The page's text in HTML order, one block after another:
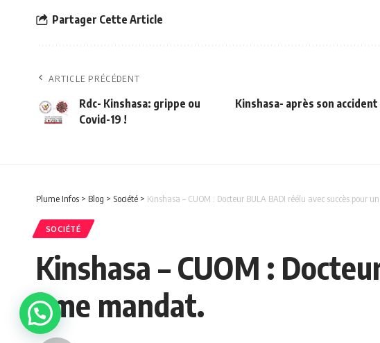
Partager Cette Article
ARTICLE PRÉCÉDENT
Rdc- Kinshasa: grippe ou
Covid-19 !
Kinshasa- après son
Plume Infos > Blog > Société > Kinshasa – CUOM : Docteur BULA BADI réélu avec succès pour
SOCIÉTÉ
Kinshasa – CUOM :
ème mandat.